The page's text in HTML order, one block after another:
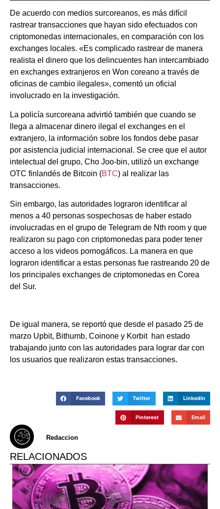
De acuerdo con medios surcoreanos, es más difícil
rastrear transacciones que hayan sido efectuados con
criptomonedas internacionales, en comparación con los
exchanges locales. «Es complicado rastrear de manera
realista el dinero que los delincuentes han intercambiado
en exchanges extranjeros en Won coreano a través de
oficinas de cambio ilegales», comentó un oficial
involucrado en la investigación.
La policía surcoreana advirtió también que cuando se
llega a almacenar dinero ilegal el exchanges en el
extranjero, la información sobre los fondos debe pasar
por asistencia judicial internacional. Se cree que el autor
intelectual del grupo, Cho Joo-bin, utilizó un exchange
OTC finlandés de Bitcoin (BTC) al realizar las
transacciones.
Sin embargo, las autoridades lograron identificar al
menos a 40 personas sospechosas de haber estado
involucradas en el grupo de Telegram de Nth room y que
realizaron su pago con criptomonedas para poder tener
acceso a los videos pornogáficos. La manera en que
lograron identificar a estas personas fue rastreando 20 de
los principales exchanges de criptomonedas en Corea
del Sur.
De igual manera, se reportó que desde el pasado 25 de
marzo Upbit, Bithumb, Coinone y Korbit han estado
trabajando junto con las autoridades para lograr dar con
los usuarios que realizaron estas transacciones.
Facebook Twitter LinkedIn
Pinterest Email
Redaccion
RELACIONADOS